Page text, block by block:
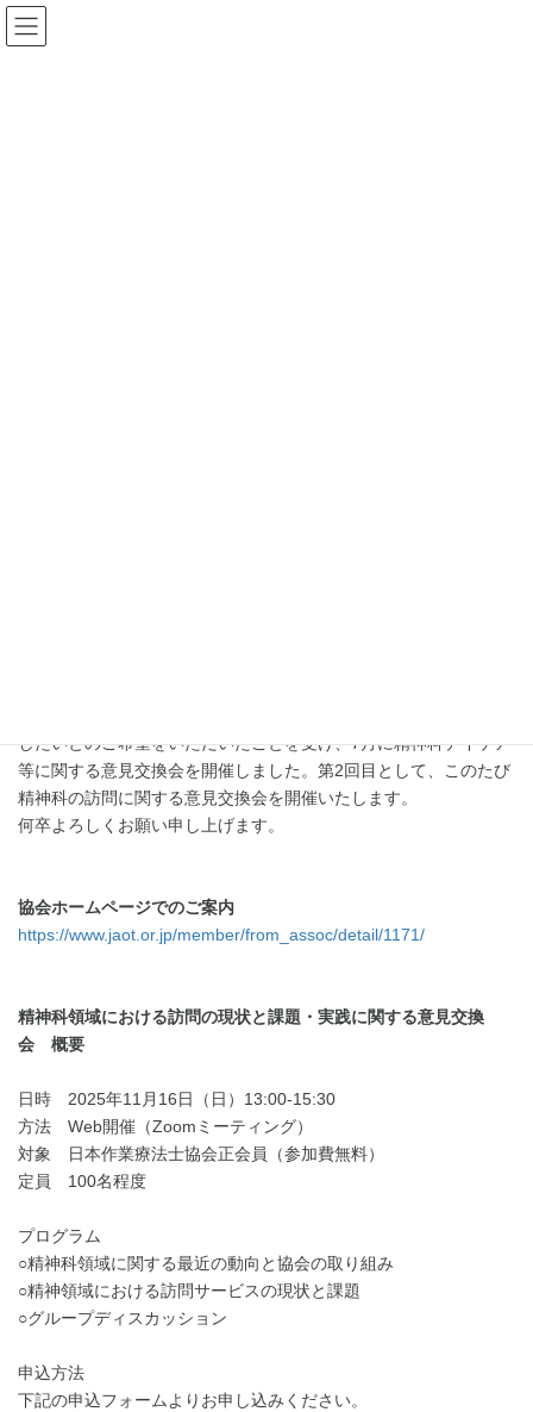
コ
ン
ナ
ビ
したいとのご希望をいただいたことを受け、7月に精神科デイケア
等に関する意見交換会を開催しました。第2回目として、このたび
精神科の訪問に関する意見交換会を開催いたします。
何卒よろしくお願い申し上げます。
協会ホームページでのご案内
https://www.jaot.or.jp/member/from_assoc/detail/1171/
精神科領域における訪問の現状と課題・実践に関する意見交換
会 概要
日時 2025年11月 16日（日） 13:00-15:30
方法 Web開催（Zoom ミーティング）
対象 日本作業療法士協会正会員（参加費無料）
定員 100名程度
プログラム
○精神科領域に関する最近の動向と協会の取り組み
○精神領域における訪問サービスの現状と課題
○グループディスカッション
申込方法
下記の申込フォームよりお申し込みください。